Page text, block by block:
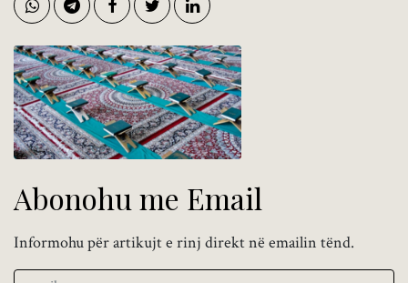
Abonohu me Email
Informohu për artikujt e rinj direkt në emailin tënd.